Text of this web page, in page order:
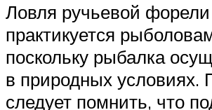
Ловля ручьевой форели
практикуется
поскольку рыбалка
в природных условиях.
следует помнить, что